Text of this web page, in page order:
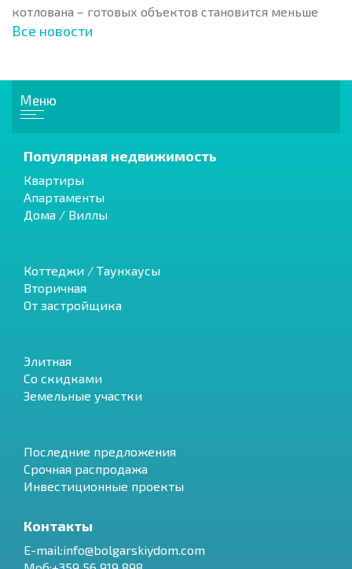
котлована – готовых объектов становится меньше
Все новости
Меню
Популярная недвижимость
Квартиры
Апартаменты
Дома / Виллы
Коттеджи / Таунхаусы
Вторичная
От застройщика
Элитная
Со скидками
Земельные участки
Последние предложения
Срочная распродажа
Инвестиционные проекты
Контакты
E-mail:info@bolgarskiydom.com